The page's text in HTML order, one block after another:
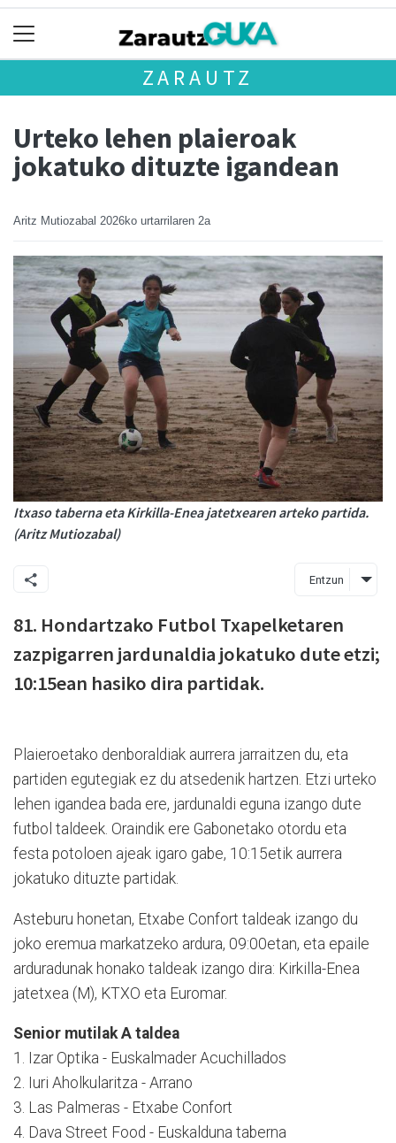
ZARAUTZ
Urteko lehen plaieroak
jokatuko dituzte igandean
Aritz Mutiozabal 2026ko urtarrilaren 2a
Itxaso taberna eta Kirkilla-Enea jatetxearen arteko partida.
(Aritz Mutiozabal)
Entzun
81. Hondartzako Futbol Txapelketaren
zazpigarren jardunaldia jokatuko dute etzi;
10:15ean hasiko dira partidak.
Plaieroetako denboraldiak aurrera jarraitzen du, eta
partiden egutegiak ez du atsedenik hartzen. Etzi urteko
lehen igandea bada ere, jardunaldi eguna izango dute
futbol taldeek. Oraindik ere Gabonetako otordu eta
festa potoloen ajeak igaro gabe, 10:15etik aurrera
jokatuko dituzte partidak.
Asteburu honetan, Etxabe Confort taldeak izango du
joko eremua markatzeko ardura, 09:00etan, eta epaile
arduradunak honako taldeak izango dira: Kirkilla-Enea
jatetxea (M), KTXO eta Euromar.
Senior mutilak A taldea
1. Izar Optika - Euskalmader Acuchillados
2. Iuri Aholkularitza - Arrano
3. Las Palmeras - Etxabe Confort
4. Dava Street Food - Euskalduna taberna